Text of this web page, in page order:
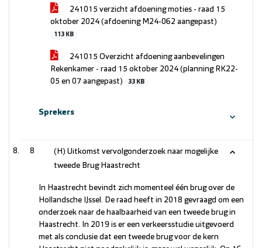
241015 verzicht afdoening moties - raad 15
oktober 2024 (afdoening M24-062 aangepast)
113 KB
241015 Overzicht afdoening aanbevelingen
Rekenkamer - raad 15 oktober 2024 (planning RK22-
05 en 07 aangepast)
33 KB
Sprekers
8
(H) Uitkomst vervolgonderzoek naar mogelijke
tweede Brug Haastrecht
In Haastrecht bevindt zich momenteel één brug over de
Hollandsche IJssel. De raad heeft in 2018 gevraagd om een
onderzoek naar de haalbaarheid van een tweede brug in
Haastrecht. In 2019 is er een verkeersstudie uitgevoerd
met als conclusie dat een tweede brug voor de kern